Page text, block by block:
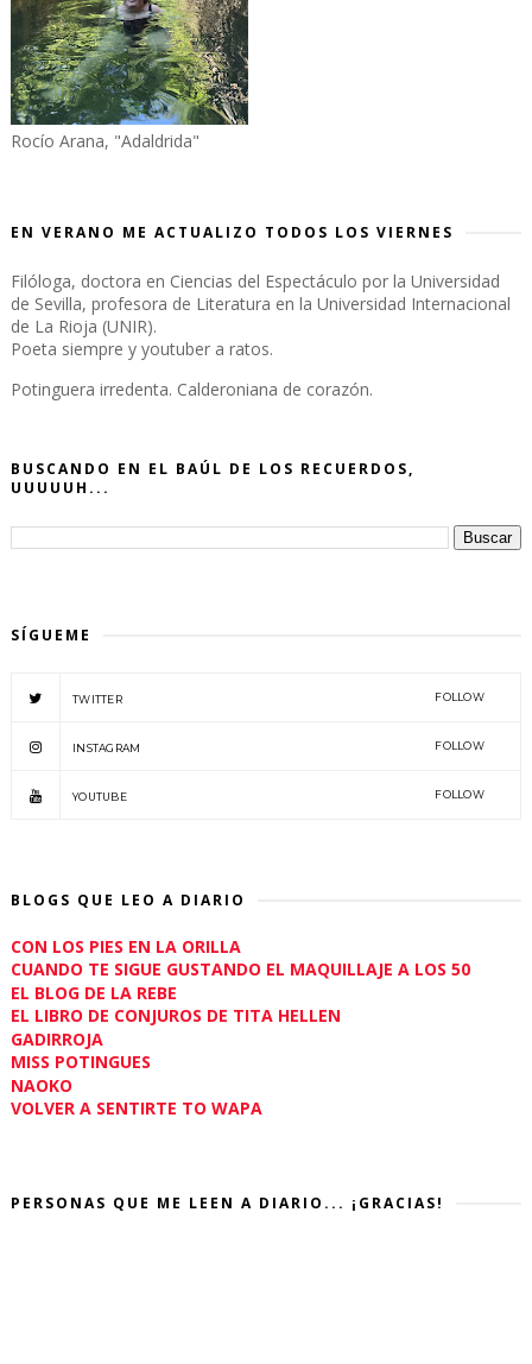
Rocío Arana, "Adaldrida"
EN VERANO ME ACTUALIZO TODOS LOS VIERNES
Filóloga, doctora en Ciencias del Espectáculo por la Universidad
de Sevilla, profesora de Literatura en la Universidad Internacional
de La Rioja (UNIR).
Poeta siempre y youtuber a ratos.
Potinguera irredenta. Calderoniana de corazón.
BUSCANDO EN EL BAÚL DE LOS RECUERDOS,
UUUUUH...
SÍGUEME
TWITTER FOLLOW
INSTAGRAM FOLLOW
YOUTUBE FOLLOW
BLOGS QUE LEO A DIARIO
CON LOS PIES EN LA ORILLA
CUANDO TE SIGUE GUSTANDO EL MAQUILLAJE A LOS 50
EL BLOG DE LA REBE
EL LIBRO DE CONJUROS DE TITA HELLEN
GADIRROJA
MISS POTINGUES
NAOKO
VOLVER A SENTIRTE TO WAPA
PERSONAS QUE ME LEEN A DIARIO... ¡GRACIAS!